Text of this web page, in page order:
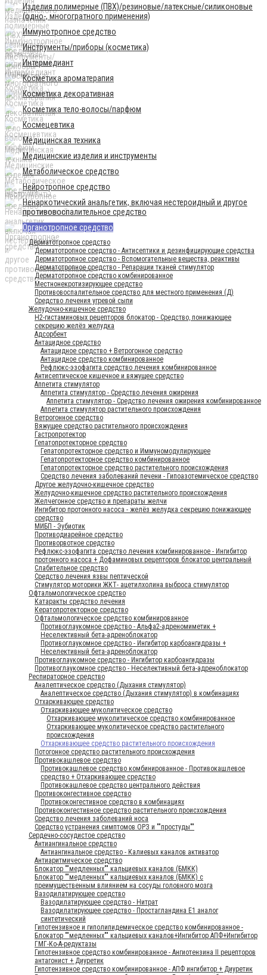
Изделия полимерные (ПВХ)/резиновые/латексные/силиконовые
(одно-, многогратного применения)
Иммунотропное средство
Инструменты/приборы (косметика)
Интермедиант
Косметика ароматерапия
Косметика декоративная
Косметика тело-волосы/парфюм
Космецевтика
Медицинская техника
Медицинские изделия и инструменты
Метаболическое средство
Нейротропное средство
Ненаркотический анальгетик, включая нестероидный и другое
противовоспалительное средство
Органотропное средство
Дерматотропное средство
Дерматотропное средство - Антисептики и дезинфицирующие средства
Дерматотропное средство - Вспомогательные вещества, реактивы
Дерматотропное средство - Репарации тканей стимулятор
Дерматотропное средство комбинированное
Местнонекротизирующее средство
Противовоспалительное средство для местного применения (Д)
Средство лечения угревой сыпи
Желудочно-кишечное средство
H2-гистаминовых рецепторов блокатор - Средство, понижающее
секрецию желёз желудка
Адсорбент
Антацидное средство
Антацидное средство + Ветрогонное средство
Антацидное средство комбинированное
Рефлюкс-эзофагита средство лечения комбинированное
Антисептическое кишечное и вяжущее средство
Аппетита стимулятор
Аппетита стимулятор - Средство лечения ожирения
Аппетита стимулятор - Средство лечения ожирения комбинированное
Аппетита стимулятор растительного происхождения
Ветрогонное средство
Вяжущее средство растительного происхождения
Гастропротектор
Гепатопротекторное средство
Гепатопротекторное средство и Иммуномодулирующее
Гепатопротекторное средство комбинированное
Гепатопротекторное средство растительного происхождения
Средство лечения заболеваний печени - Гипоазотемическое средство
Другое желудочно-кишечное средство
Желудочно-кишечное средство растительного происхождения
Желчегонное средство и препараты желчи
Ингибитор протонного насоса - желёз желудка секрецию понижающее
средство
МИБП - Эубиотик
Противодиарейное средство
Противорвотное средство
Рефлюкс-эзофагита средство лечения комбинированное - Ингибитор
протонного насоса + Дофаминовых рецепторов блокатор центральный
Слабительное средство
Средство лечения язвы пептической
Стимулятор моторики ЖКТ- ацетилхолина выброса стимулятор
Офтальмологическое средство
Катаракты средство лечения
Кератопротекторное средство
Офтальмологическое средство комбинированное
Противоглаукомное средство - Альфа2-адреномиметик +
Неселективный бета-адреноблокатор
Противоглаукомное средство - Ингибитор карбоангидразы +
Неселективный бета-адреноблокатор
Противоглаукомное средство - Ингибитор карбоангидразы
Противоглаукомное средство - Неселективный бета-адреноблокатор
Респираторное средство
Аналептическое средство (Дыхания стимулятор)
Аналептическое средство (Дыхания стимулятор) в комбинациях
Отхаркивающее средство
Отхаркивающее муколитическое средство
Отхаркивающее муколитическое средство комбинированное
Отхаркивающее муколитическое средство растительного
происхождения
Отхаркивающее средство растительного происхождения
Потогонное средство растительного происхождения
Противокашлевое средство
Противокашлевое средство комбинированное - Противокашлевое
средство + Отхаркивающее средство
Противокашлевое средство центрального действия
Противоконгестивное средство
Противоконгестивное средство в комбинациях
Противоконгестивное средство растительного происхождения
Средство лечения заболеваний носа
Средство устранения симптомов ОРЗ и ""простуды""
Сердечно-сосудистое средство
Антиангинальное средство
Антиангинальное средство - Калиевых каналов активатор
Антиаритмическое средство
Блокатор ""медленных"" кальциевых каналов (БМКК)
Блокатор ""медленных"" кальциевых каналов (БМКК) с
преимущественным влиянием на сосуды головного мозга
Вазодилатирующее средство
Вазодилатирующее средство - Нитрат
Вазодилатирующее средство - Простагландина Е1 аналог
синтетический
Гипотензивное и гиполипидемическое средство комбинированное -
Блокатор ""медленных"" кальциевых каналов+Ингибитор АПФ+Ингибитор
ГМГ-Ко-А-редуктазы
Гипотензивное средство комбинированное - Ангиотензина II рецепторов
антагонист + Диуретик
Гипотензивное средство комбинированное - АПФ ингибитор + Диуретик